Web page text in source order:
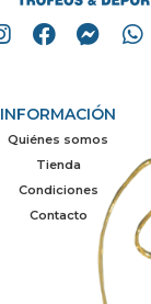
INFORMACIÓN
Quiénes somos
Tienda
Condiciones
Contacto